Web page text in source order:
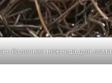
балочная ножница для лома